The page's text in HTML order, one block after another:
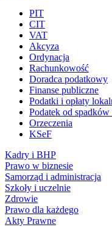
PIT
CIT
VAT
Akcyza
Ordynacja
Rachunkowość
Doradca podatkowy
Finanse publiczne
Podatki i opłaty
Podatek od
Orzeczenia
KSeF
Kadry i BHP
Prawo w biznesie
Samorząd i administracja
Szkoły i uczelnie
Zdrowie
Prawo dla każdego
Akty Prawne